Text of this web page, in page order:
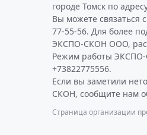
городе Томск по
Вы можете связаться
77-55-56. Для более
ЭКСПО-СКОН ООО,
Режим работы
+73822775556.
Если вы заметили
СКОН, сообщите нам
Страница организации